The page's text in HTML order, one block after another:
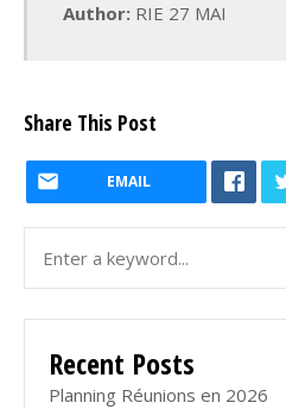
Author: RIE 27 MAI
Share This Post
EMAIL
Recent Posts
Planning Réunions en 2026